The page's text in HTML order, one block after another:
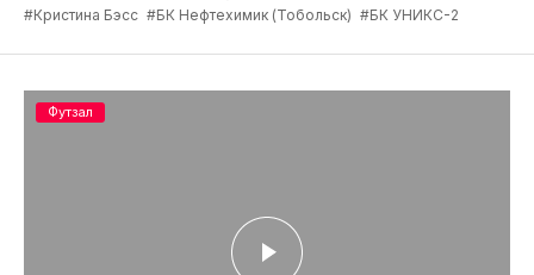
#Кристина Бэсс #БК Нефтехимик (Тобольск) #БК УНИКС-2
Футзал